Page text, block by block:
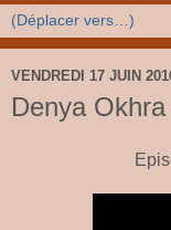
VENDREDI 17 JUIN